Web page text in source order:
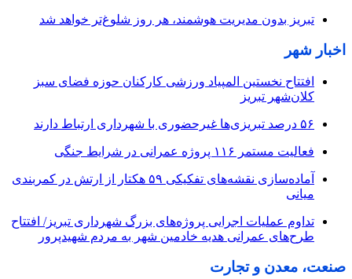
تبریز بدون مدیریت هوشمند، هر روز شلوغ‌تر خواهد شد
اخبار شهر
افتتاح نخستین المپیاد ورزشی کارکنان حوزه فضای سبز
کلان‌شهر تبریز
۵۶ درصد تبریزی‌ها غیرحضوری با شهرداری ارتباط دارند
فعالیت مستمر ۱۱۶ پروژه عمرانی در شرایط جنگی
آماده‌سازی نقشه‌های تفکیکی ۵۹ هکتار از ارتش در کمربندی
میانی
تداوم عملیات اجرایی پروژه‌های بزرگ شهرداری تبریز/ افتتاح
طرح‌های عمرانی هدیه خادمین شهر به مردم شهیدپرور
صنعت، معدن و تجارت